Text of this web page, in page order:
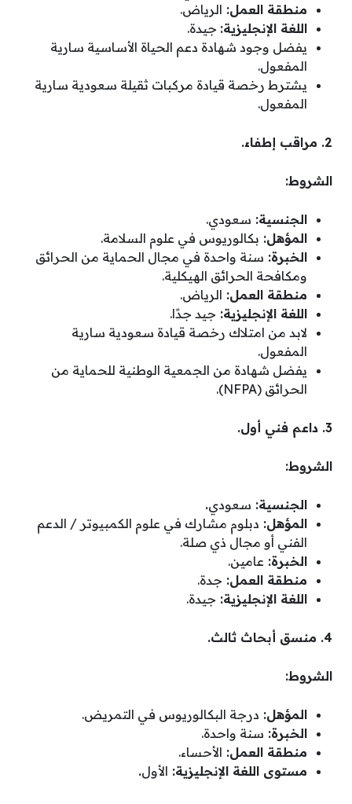
منطقة العمل: الرياض.
اللغة الإنجليزية: جيدة.
يفضل وجود شهادة دعم الحياة الأساسية سارية
المفعول.
يشترط رخصة قيادة مركبات ثقيلة سعودية سارية
المفعول.
2. مراقب إطفاء.
الشروط:
الجنسية: سعودي.
المؤهل: بكالوريوس في علوم السلامة.
الخبرة: سنة واحدة في مجال الحماية من الحرائق
ومكافحة الحرائق الهيكلية.
منطقة العمل: الرياض.
اللغة الإنجليزية: جيد جدًا.
لابد من امتلاك رخصة قيادة سعودية سارية
المفعول.
يفضل شهادة من الجمعية الوطنية للحماية من
الحرائق (NFPA).
3. داعم فني أول.
الشروط:
الجنسية: سعودي.
المؤهل: دبلوم مشارك في علوم الكمبيوتر / الدعم
الفني أو مجال ذي صلة.
الخبرة: عامين.
منطقة العمل: جدة.
اللغة الإنجليزية: جيدة.
4. منسق أبحاث ثالث.
الشروط:
المؤهل: درجة البكالوريوس في التمريض.
الخبرة: سنة واحدة.
منطقة العمل: الأحساء.
مستوى اللغة الإنجليزية: الأول.